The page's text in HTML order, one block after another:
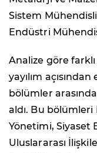
Sistem
Endüstri
Analize göre
yayılım
bölümler
aldı. Bu
Yönetimi, Siyaset
Uluslararası